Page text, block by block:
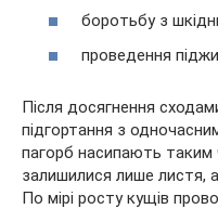
боротьбу з
проведення
Після досягнення
підгортання з
пагорб насипають
залишилися лише листя,
По мірі росту кущів